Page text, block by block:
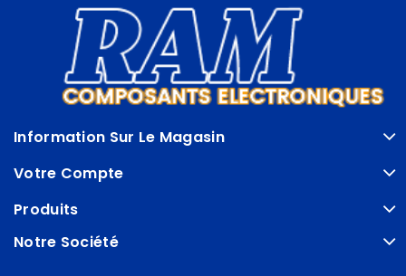
Information Sur Le Magasin
Votre Compte
Produits
Notre Société